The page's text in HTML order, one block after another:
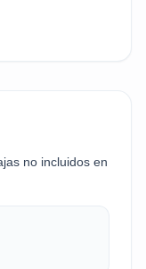
no incluidos en